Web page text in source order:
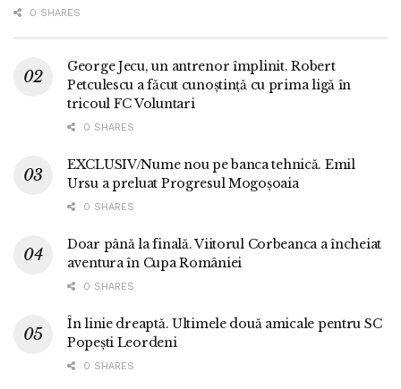
0 SHARES
George Jecu, un antrenor împlinit. Robert
Petculescu a făcut cunoștință cu prima ligă în
tricoul FC Voluntari
0 SHARES
EXCLUSIV/Nume nou pe banca tehnică. Emil
Ursu a preluat Progresul Mogoșoaia
0 SHARES
Doar până la finală. Viitorul Corbeanca a încheiat
aventura în Cupa României
0 SHARES
În linie dreaptă. Ultimele două amicale pentru SC
Popești Leordeni
0 SHARES